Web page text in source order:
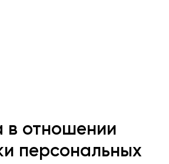
в отношении
персональных